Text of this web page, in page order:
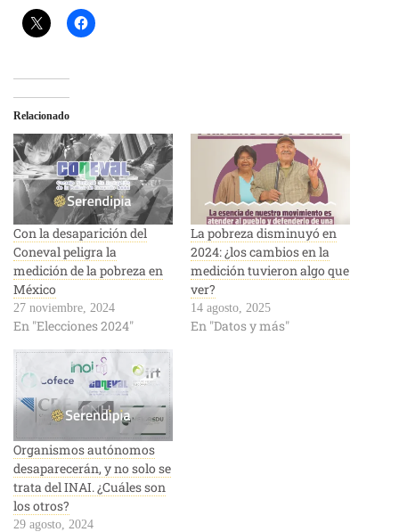
Relacionado
Con la desaparición del
Coneval peligra la
medición de la pobreza en
México
27 noviembre, 2024
En "Elecciones 2024"
La pobreza disminuyó en
2024: ¿los cambios en la
medición tuvieron algo que
ver?
14 agosto, 2025
En "Datos y más"
Organismos autónomos
desaparecerán, y no solo se
trata del INAI. ¿Cuáles son
los otros?
29 agosto, 2024